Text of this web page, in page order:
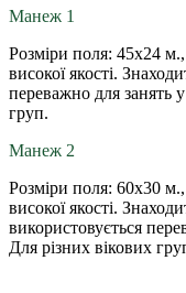
Манеж 1
Розміри поля: 45х24
високої якості.
переважно для занять
груп.
Манеж 2
Розміри поля: 60х30
високої якості.
використовується
Для різних вікових